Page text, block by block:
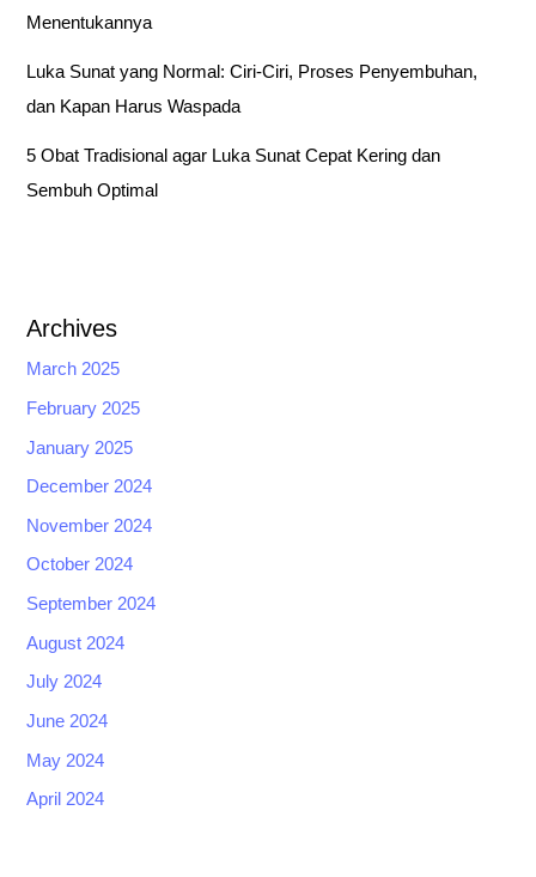
Menentukannya
Luka Sunat yang Normal: Ciri-Ciri, Proses Penyembuhan,
dan Kapan Harus Waspada
5 Obat Tradisional agar Luka Sunat Cepat Kering dan
Sembuh Optimal
Archives
March 2025
February 2025
January 2025
December 2024
November 2024
October 2024
September 2024
August 2024
July 2024
June 2024
May 2024
April 2024